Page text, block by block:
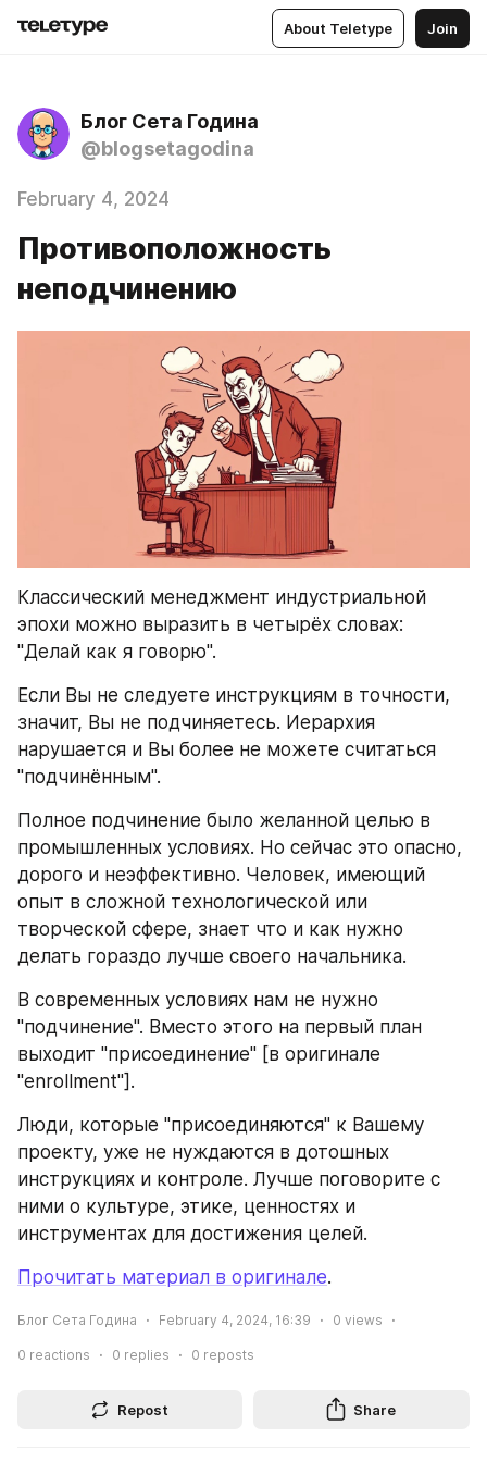
About Teletype Join
Блог Сета Година
@blogsetagodina
February 4, 2024
Противоположность
неподчинению
Классический менеджмент индустриальной
эпохи можно выразить в четырёх словах:
"Делай как я говорю".
Если Вы не следуете инструкциям в точности,
значит, Вы не подчиняетесь. Иерархия
нарушается и Вы более не можете считаться
"подчинённым".
Полное подчинение было желанной целью в
промышленных условиях. Но сейчас это опасно,
дорого и неэффективно. Человек, имеющий
опыт в сложной технологической или
творческой сфере, знает что и как нужно
делать гораздо лучше своего начальника.
В современных условиях нам не нужно
"подчинение". Вместо этого на первый план
выходит "присоединение" [в оригинале
"enrollment"].
Люди, которые "присоединяются" к Вашему
проекту, уже не нуждаются в дотошных
инструкциях и контроле. Лучше поговорите с
ними о культуре, этике, ценностях и
инструментах для достижения целей.
Прочитать материал в оригинале.
Блог Сета Година February 4, 2024, 16:39 0 views
0 reactions 0 replies 0 reposts
Repost Share